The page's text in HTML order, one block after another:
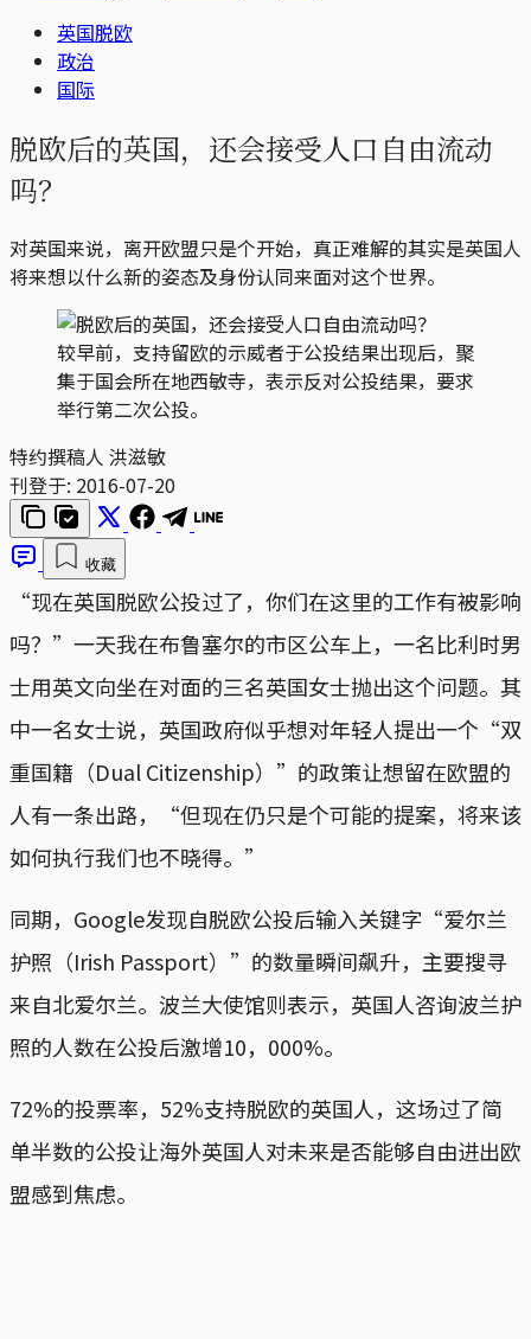
英国脱欧
政治
国际
脱欧后的英国，还会接受人口自由流动
吗？
对英国来说，离开欧盟只是个开始，真正难解的其实是英国人
将来想以什么新的姿态及身份认同来面对这个世界。
较早前，支持留欧的示威者于公投结果出现后，聚
集于国会所在地西敏寺，表示反对公投结果，要求
举行第二次公投。
特约撰稿人 洪滋敏
刊登于: 2016-07-20
收藏
“现在英国脱欧公投过了，你们在这里的工作有被影响
吗？”一天我在布鲁塞尔的市区公车上，一名比利时男
士用英文向坐在对面的三名英国女士抛出这个问题。其
中一名女士说，英国政府似乎想对年轻人提出一个“双
重国籍（Dual Citizenship）”的政策让想留在欧盟的
人有一条出路，“但现在仍只是个可能的提案，将来该
如何执行我们也不晓得。”
同期，Google发现自脱欧公投后输入关键字“爱尔兰
护照（Irish Passport）”的数量瞬间飙升，主要搜寻
来自北爱尔兰。波兰大使馆则表示，英国人咨询波兰护
照的人数在公投后激增10，000%。
72%的投票率，52%支持脱欧的英国人，这场过了简
单半数的公投让海外英国人对未来是否能够自由进出欧
盟感到焦虑。